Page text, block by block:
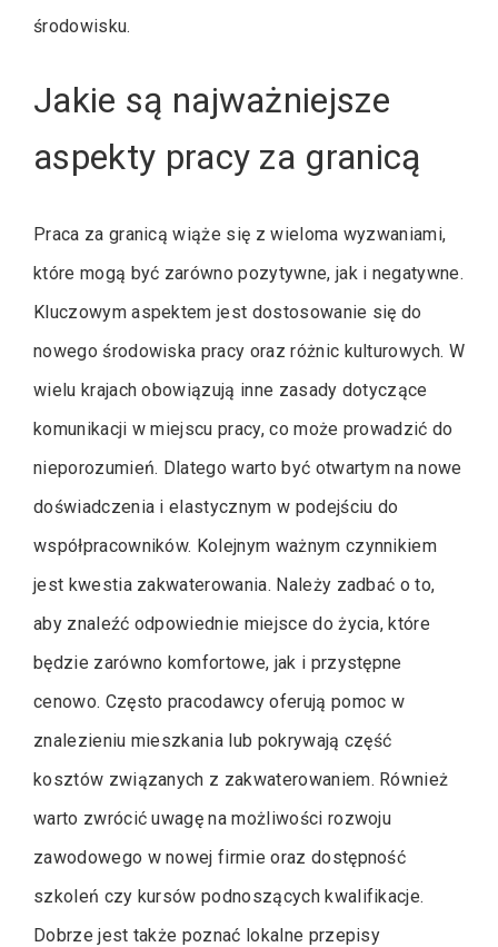
środowisku.
Jakie są najważniejsze
aspekty pracy za granicą
Praca za granicą wiąże się z wieloma wyzwaniami,
które mogą być zarówno pozytywne, jak i negatywne.
Kluczowym aspektem jest dostosowanie się do
nowego środowiska pracy oraz różnic kulturowych. W
wielu krajach obowiązują inne zasady dotyczące
komunikacji w miejscu pracy, co może prowadzić do
nieporozumień. Dlatego warto być otwartym na nowe
doświadczenia i elastycznym w podejściu do
współpracowników. Kolejnym ważnym czynnikiem
jest kwestia zakwaterowania. Należy zadbać o to,
aby znaleźć odpowiednie miejsce do życia, które
będzie zarówno komfortowe, jak i przystępne
cenowo. Często pracodawcy oferują pomoc w
znalezieniu mieszkania lub pokrywają część
kosztów związanych z zakwaterowaniem. Również
warto zwrócić uwagę na możliwości rozwoju
zawodowego w nowej firmie oraz dostępność
szkoleń czy kursów podnoszących kwalifikacje.
Dobrze jest także poznać lokalne przepisy